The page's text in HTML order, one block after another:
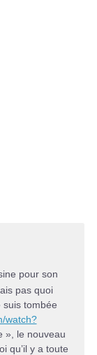
pour son
pas quoi
suis tombée
watch?
», le nouveau
qu’il y a toute